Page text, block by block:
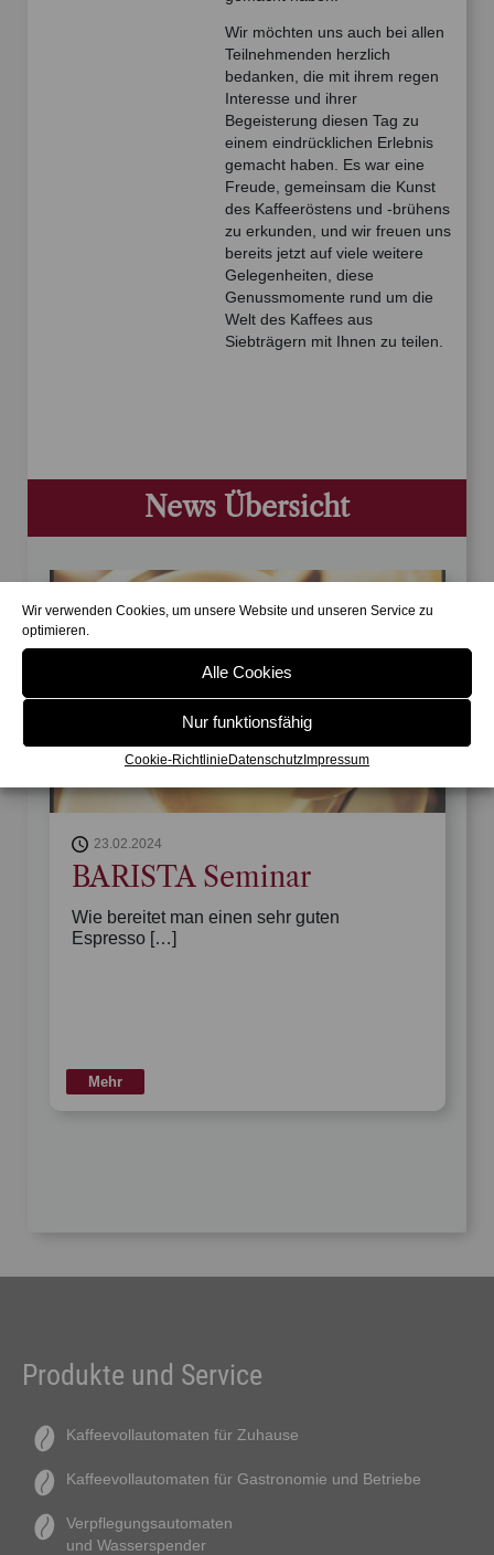
Wir verwenden Cookies, um unsere Website und unseren Service zu
optimieren.
Alle Cookies
Nur funktionsfähig
Cookie-RichtlinieDatenschutzImpressum
Wir möchten uns auch bei allen
Teilnehmenden herzlich
bedanken, die mit ihrem regen
Interesse und ihrer
Begeisterung diesen Tag zu
einem eindrücklichen Erlebnis
gemacht haben. Es war eine
Freude, gemeinsam die Kunst
des Kaffeeröstens und -brühens
zu erkunden, und wir freuen uns
bereits jetzt auf viele weitere
Gelegenheiten, diese
Genussmomente rund um die
Welt des Kaffees aus
Siebträgern mit Ihnen zu teilen.
News Übersicht
23.02.2024
BARISTA Seminar
Wie bereitet man einen sehr guten
Espresso […]
Mehr
Produkte und Service
Kaffeevollautomaten für Zuhause
Kaffeevollautomaten für Gastronomie und Betriebe
Verpflegungsautomaten
und Wasserspender